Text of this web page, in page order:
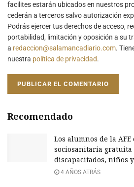
facilites estarán ubicados en nuestros
cederán a terceros salvo autorización
Podrás ejercer tus derechos de acceso,
portabilidad, limitación y oposición a su
a redaccion@salamancadiario.com.
nuestra política de privacidad.
Recomendado
Los alumnos de la
sociosanitaria gratuita
discapacitados, niños
4 AÑOS ATRÁS